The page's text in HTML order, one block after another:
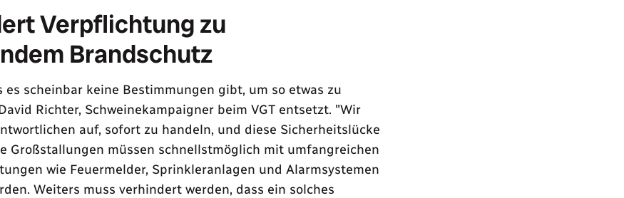
Verpflichtung zu
Brandschutz
es scheinbar keine Bestimmungen gibt, um so etwas zu
Richter, Schweinekampaigner beim VGT entsetzt. "Wir
auf, sofort zu handeln, und diese Sicherheitslücke
Großstallungen müssen schnellstmöglich mit umfangreichen
wie Feuermelder, Sprinkleranlagen und Alarmsystemen
Weiters muss verhindert werden, dass ein solches